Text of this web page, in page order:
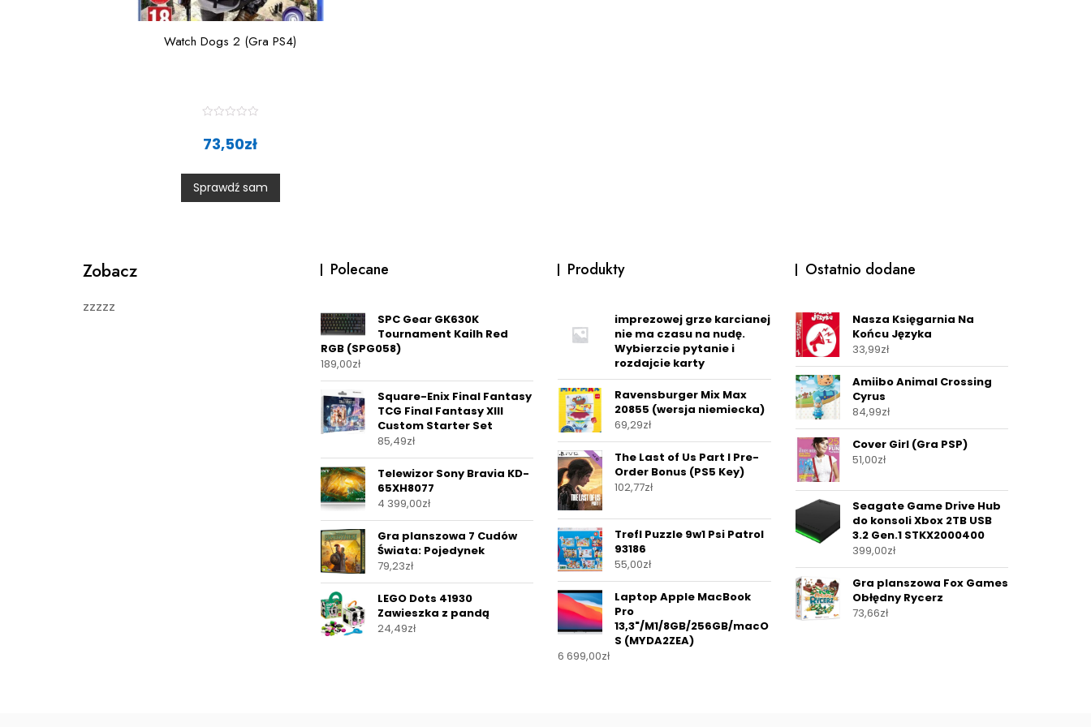
Watch Dogs 2 (Gra PS4)
t
0
o
u
t
73,50zł
Sprawdź sam
Zobacz
zzzzz
Polecane
SPC Gear GK630K
Tournament Kailh Red
RGB (SPG058)
189,00zł
Square-Enix Final Fantasy
TCG Final Fantasy XIII
Custom Starter Set
85,49zł
Telewizor Sony Bravia KD-
65XH8077
4 399,00zł
Gra planszowa 7 Cudów
Świata: Pojedynek
79,23zł
LEGO Dots 41930
Zawieszka z pandą
24,49zł
Produkty
imprezowej grze karcianej
nie ma czasu na nudę.
Wybierzcie pytanie i
rozdajcie karty
Ravensburger Mix Max
20855 (wersja niemiecka)
69,29zł
The Last of Us Part I Pre-
Order Bonus (PS5 Key)
102,77zł
Trefl Puzzle 9w1 Psi Patrol
93186
55,00zł
Laptop Apple MacBook
Pro
13,3"/M1/8GB/256GB/macO
S (MYDA2ZEA)
6 699,00zł
Ostatnio dodane
Nasza Księgarnia Na
Końcu Języka
33,99zł
Amiibo Animal Crossing
Cyrus
84,99zł
Cover Girl (Gra PSP)
51,00zł
Seagate Game Drive Hub
do konsoli Xbox 2TB USB
3.2 Gen.1 STKX2000400
399,00zł
Gra planszowa Fox Games
Obłędny Rycerz
73,66zł